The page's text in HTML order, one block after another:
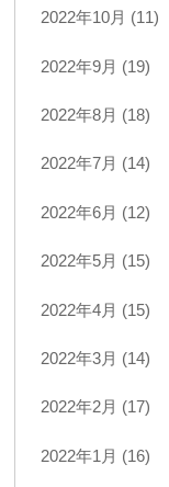
2022年10月 (11)
2022年9月 (19)
2022年8月 (18)
2022年7月 (14)
2022年6月 (12)
2022年5月 (15)
2022年4月 (15)
2022年3月 (14)
2022年2月 (17)
2022年1月 (16)